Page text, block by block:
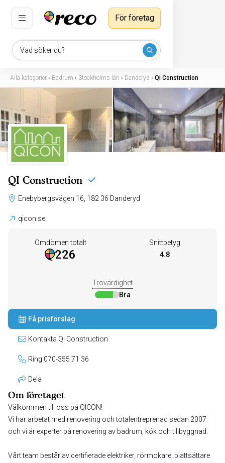
Vad söker du?
För företag
Alla kategorier › Badrum › Stockholms län › Danderyd › QI Construction
QI Construction
Enebybergsvägen 16, 182 36 Danderyd
qicon.se
Omdömen totalt
226
Snittbetyg
4.8
Trovärdighet
Bra
Få prisförslag
Kontakta QI Construction
Ring 070-355 71 36
Dela
Om företaget
Välkommen till oss på QICON!
Vi har arbetat med renovering och totalentreprenad sedan 2007
och vi är experter på renovering av badrum, kök och tillbyggnad.
Vårt team består av certifierade elektriker, rörmokare, plattsättare